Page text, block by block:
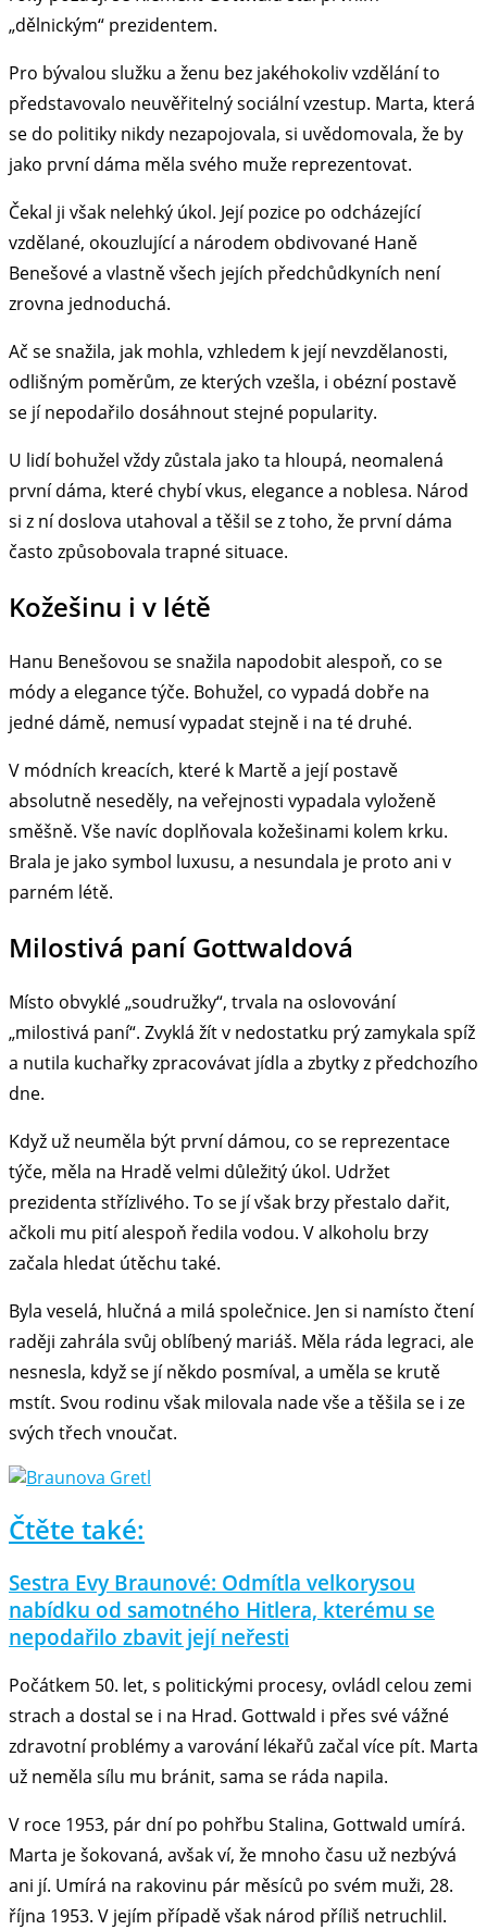
„dělnickým“ prezidentem.
Pro bývalou služku a ženu bez jakéhokoliv vzdělání to
představovalo neuvěřitelný sociální vzestup. Marta, která
se do politiky nikdy nezapojovala, si uvědomovala, že by
jako první dáma měla svého muže reprezentovat.
Čekal ji však nelehký úkol. Její pozice po odcházející
vzdělané, okouzlující a národem obdivované Haně
Benešové a vlastně všech jejích předchůdkyních není
zrovna jednoduchá.
Ač se snažila, jak mohla, vzhledem k její nevzdělanosti,
odlišným poměrům, ze kterých vzešla, i obézní postavě
se jí nepodařilo dosáhnout stejné popularity.
U lidí bohužel vždy zůstala jako ta hloupá, neomalená
první dáma, které chybí vkus, elegance a noblesa. Národ
si z ní doslova utahoval a těšil se z toho, že první dáma
často způsobovala trapné situace.
Kožešinu i v létě
Hanu Benešovou se snažila napodobit alespoň, co se
módy a elegance týče. Bohužel, co vypadá dobře na
jedné dámě, nemusí vypadat stejně i na té druhé.
V módních kreacích, které k Martě a její postavě
absolutně neseděly, na veřejnosti vypadala vyloženě
směšně. Vše navíc doplňovala kožešinami kolem krku.
Brala je jako symbol luxusu, a nesundala je proto ani v
parném létě.
Milostivá paní Gottwaldová
Místo obvyklé „soudružky“, trvala na oslovování
„milostivá paní“. Zvyklá žít v nedostatku prý zamykala spíž
a nutila kuchařky zpracovávat jídla a zbytky z předchozího
dne.
Když už neuměla být první dámou, co se reprezentace
týče, měla na Hradě velmi důležitý úkol. Udržet
prezidenta střízlivého. To se jí však brzy přestalo dařit,
ačkoli mu pití alespoň ředila vodou. V alkoholu brzy
začala hledat útěchu také.
Byla veselá, hlučná a milá společnice. Jen si namísto čtení
raději zahrála svůj oblíbený mariáš. Měla ráda legraci, ale
nesnesla, když se jí někdo posmíval, a uměla se krutě
mstít. Svou rodinu však milovala nade vše a těšila se i ze
svých třech vnoučat.
Čtěte také:
Sestra Evy Braunové: Odmítla velkorysou
nabídku od samotného Hitlera, kterému se
nepodařilo zbavit její neřesti
Počátkem 50. let, s politickými procesy, ovládl celou zemi
strach a dostal se i na Hrad. Gottwald i přes své vážné
zdravotní problémy a varování lékařů začal více pít. Marta
už neměla sílu mu bránit, sama se ráda napila.
V roce 1953, pár dní po pohřbu Stalina, Gottwald umírá.
Marta je šokovaná, avšak ví, že mnoho času už nezbývá
ani jí. Umírá na rakovinu pár měsíců po svém muži, 28.
října 1953. V jejím případě však národ příliš netruchlil.